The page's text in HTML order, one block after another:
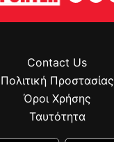
Contact Us
Πολιτική Προστασίας
Όροι Χρήσης
Ταυτότητα